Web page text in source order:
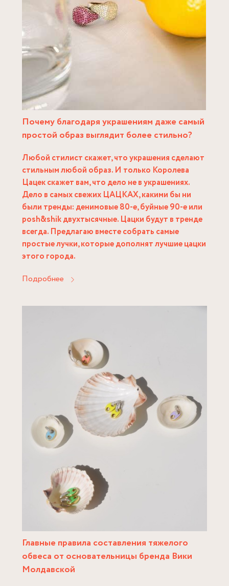
Почему благодаря украшениям даже самый
простой образ выглядит более стильно?
Любой стилист скажет, что украшения сделают
стильным любой образ. И только Королева
Цацек скажет вам, что дело не в украшениях.
Дело в самых свежих ЦАЦКАХ, какими бы ни
были тренды: денимовые 80-е, буйные 90-е или
posh&shik двухтысячные. Цацки будут в тренде
всегда. Предлагаю вместе собрать самые
простые лучки, которые дополнят лучшие цацки
этого города.
Подробнее
Главные правила составления тяжелого
обвеса от основательницы бренда Вики
Молдавской